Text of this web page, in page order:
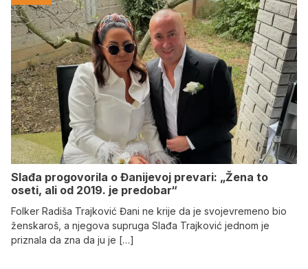
Slađa progovorila o Đanijevoj prevari: „Žena to
oseti, ali od 2019. je predobar“
Folker Radiša Trajković Đani ne krije da je svojevremeno bio
ženskaroš, a njegova supruga Slađa Trajković jednom je
priznala da zna da ju je […]